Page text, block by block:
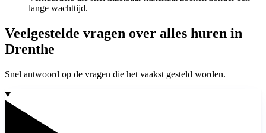
lange wachttijd.
Veelgestelde vragen over alles huren in
Drenthe
Snel antwoord op de vragen die het vaakst gesteld worden.